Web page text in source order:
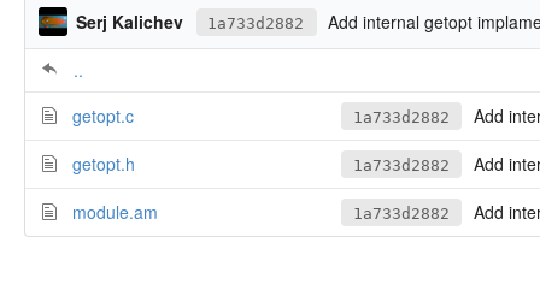
Serj Kalichev 1a733d2882
Add internal getopt
..
getopt.c
1a733d2882
Add
getopt.h
1a733d2882
Add
module.am
1a733d2882 Add